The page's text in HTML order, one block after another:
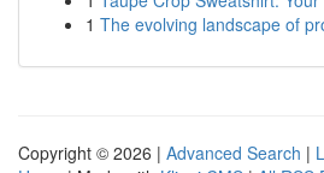
1 The evolving landscape of
Copyright © 2026 | Advanced Search |